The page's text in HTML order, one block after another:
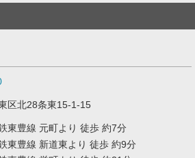
区北28条東15-1-15
東豊線 元町より 徒歩 約7分
東豊線 新道東より 徒歩 約9分